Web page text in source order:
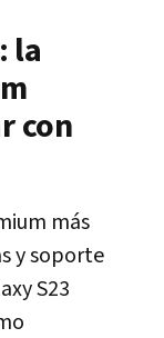
la
con
más
y soporte
S23